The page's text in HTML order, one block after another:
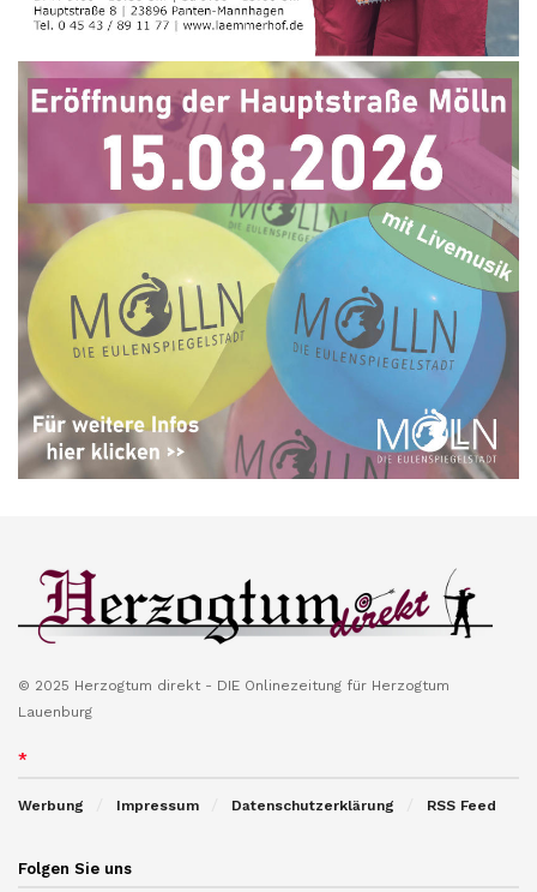
© 2025 Herzogtum direkt - DIE Onlinezeitung für Herzogtum
Lauenburg
*
Werbung Impressum Datenschutzerklärung RSS Feed
Folgen Sie uns